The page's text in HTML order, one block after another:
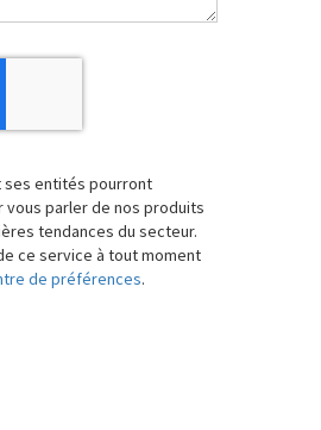
ses entités pourront
parler de nos produits
tendances du secteur.
ce service à tout moment
de préférences.